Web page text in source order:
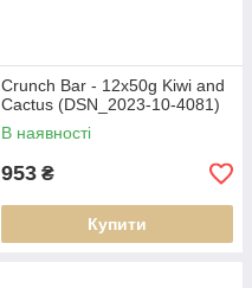
Crunch Bar - 12x50g Kiwi and
Cactus (DSN_2023-10-4081)
В наявності
953 ₴
Купити